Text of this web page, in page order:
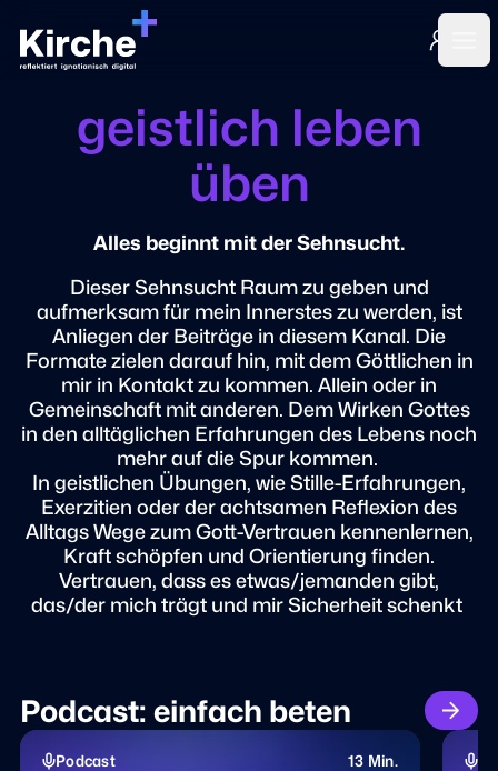
Login
geistlich leben
üben
Alles beginnt mit der Sehnsucht.
Dieser Sehnsucht Raum zu geben und
aufmerksam für mein Innerstes zu werden, ist
Anliegen der Beiträge in diesem Kanal. Die
Formate zielen darauf hin, mit dem Göttlichen in
mir in Kontakt zu kommen. Allein oder in
Gemeinschaft mit anderen. Dem Wirken Gottes
in den alltäglichen Erfahrungen des Lebens noch
mehr auf die Spur kommen.
In geistlichen Übungen, wie Stille-Erfahrungen,
Exerzitien oder der achtsamen Reflexion des
Alltags Wege zum Gott-Vertrauen kennenlernen,
Kraft schöpfen und Orientierung finden.​
Vertrauen, dass es etwas/jemanden gibt,
das/der mich trägt und mir Sicherheit schenkt ​
Podcast: einfach beten
Podcast 13 Min.